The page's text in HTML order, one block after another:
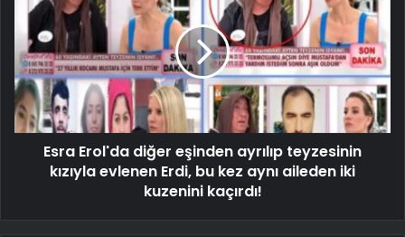
Esra Erol'da diğer eşinden ayrılıp teyzesinin
kızıyla evlenen Erdi, bu kez aynı aileden iki
kuzenini kaçırdı!